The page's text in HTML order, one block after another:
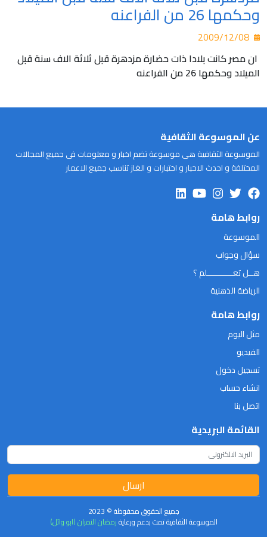
وحكمها 26 من الفراعنه
ان مصر كانت بلادا ذات حضارة مزدهرة قبل ثلاثة الاف سنة قبل
الميلاد وحكمها 26 من الفراعنه
عن الموسوعة الثقافية
الموسوعة الثقافية هى موسوعة تضم اخبار و معلومات فى جميع المجالات
المختلفة و احدث الاخبار و اختبارات و الغاز تناسب جميع الاعمار
روابط هامة
الموسوعة
سؤال وجواب
هــل تعـــــــــــلم ؟
الرياضة الذهنية
روابط هامة
مثل اليوم
الفيديو
تسجيل دخول
انشاء حساب
اتصل بنا
القائمة البريدية
ارسال
جميع الحقوق محفوظة © 2023
الموسوعة الثقافية تمت بدعم ورعايةرمضان النمران (ابو وائل)